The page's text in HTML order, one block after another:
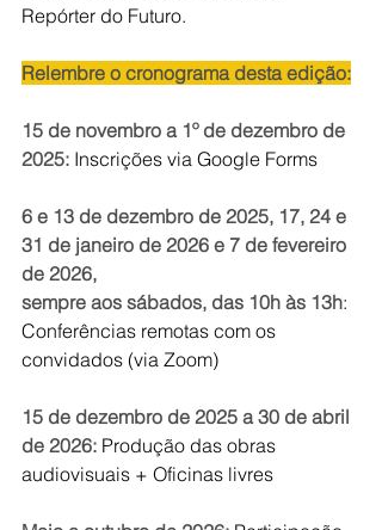
Repórter do Futuro.
Relembre o cronograma desta edição:
15 de novembro a 1º de dezembro de
2025: Inscrições via Google Forms
6 e 13 de dezembro de 2025, 17, 24 e
31 de janeiro de 2026 e 7 de fevereiro
de 2026,
sempre aos sábados, das 10h às 13h:
Conferências remotas com os
convidados (via Zoom)
15 de dezembro de 2025 a 30 de abril
de 2026: Produção das obras
audiovisuais + Oficinas livres